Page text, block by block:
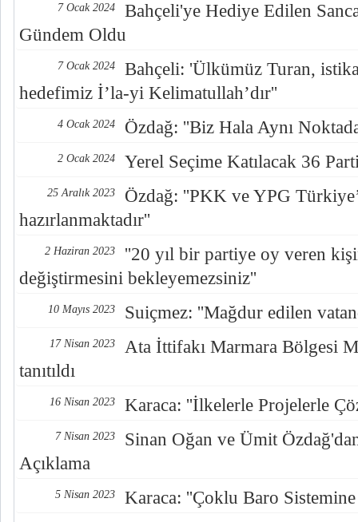
7 Ocak 2024
Bahçeli'ye Hediye Edilen
Gündem Oldu
7 Ocak 2024
Bahçeli: 'Ülkümüz Turan,
hedefimiz İ’la-yi Kelimatullah’dır''
4 Ocak 2024 Özdağ: ''Biz Hala Aynı
2 Ocak 2024 Yerel Seçime Katılacak 36
25 Aralık 2023
Özdağ: ''PKK ve YPG
hazırlanmaktadır''
2 Haziran 2023
''20 yıl bir partiye oy veren
değiştirmesini bekleyemezsiniz''
10 Mayıs 2023 Suiçmez: ''Mağdur edilen
17 Nisan 2023
Ata İttifakı Marmara Bölgesi
tanıtıldı
16 Nisan 2023 Karaca: ''İlkelerle Projelerle
7 Nisan 2023
Sinan Oğan ve Ümit
Açıklama
5 Nisan 2023 Karaca: ''Çoklu Baro